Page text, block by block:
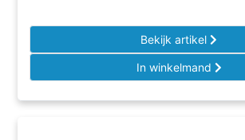
Bekijk artikel
In winkelmand